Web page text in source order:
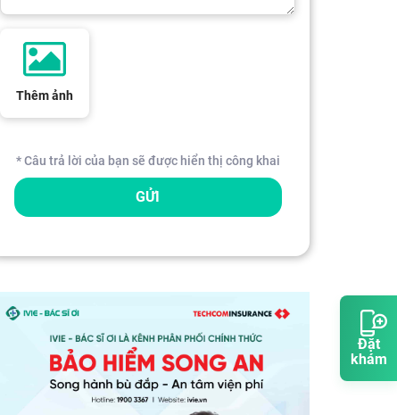
Đặt
khám
Thêm ảnh
* Câu trả lời của bạn sẽ được hiển thị công khai
GỬI